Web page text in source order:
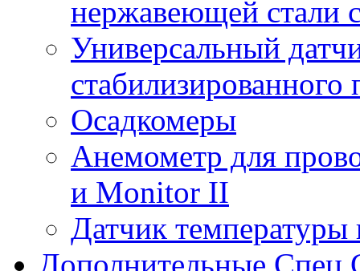
нержавеющей стали
Универсальный
стабилизированного
Осадкомеры
Анемометр для
и Monitor II
Датчик температуры
Дополнительные